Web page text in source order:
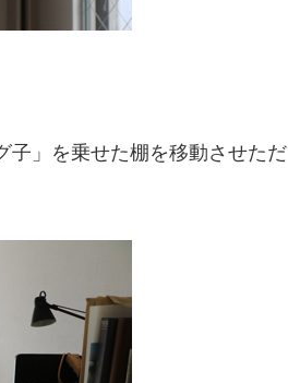
子」を乗せた棚を移動させただ